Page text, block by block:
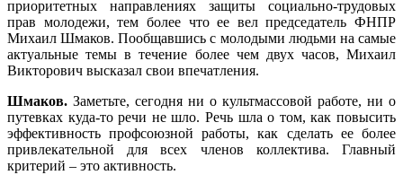
приоритетных направлениях защиты социально-трудовых
прав молодежи, тем более что ее вел председатель ФНПР
Михаил Шмаков. Пообщавшись с молодыми людьми на самые
актуальные темы в течение более чем двух часов, Михаил
Викторович высказал свои впечатления.
Шмаков. Заметьте, сегодня ни о культмассовой работе, ни о
путевках куда-то речи не шло. Речь шла о том, как повысить
эффективность профсоюзной работы, как сделать ее более
привлекательной для всех членов коллектива. Главный
критерий – это активность.